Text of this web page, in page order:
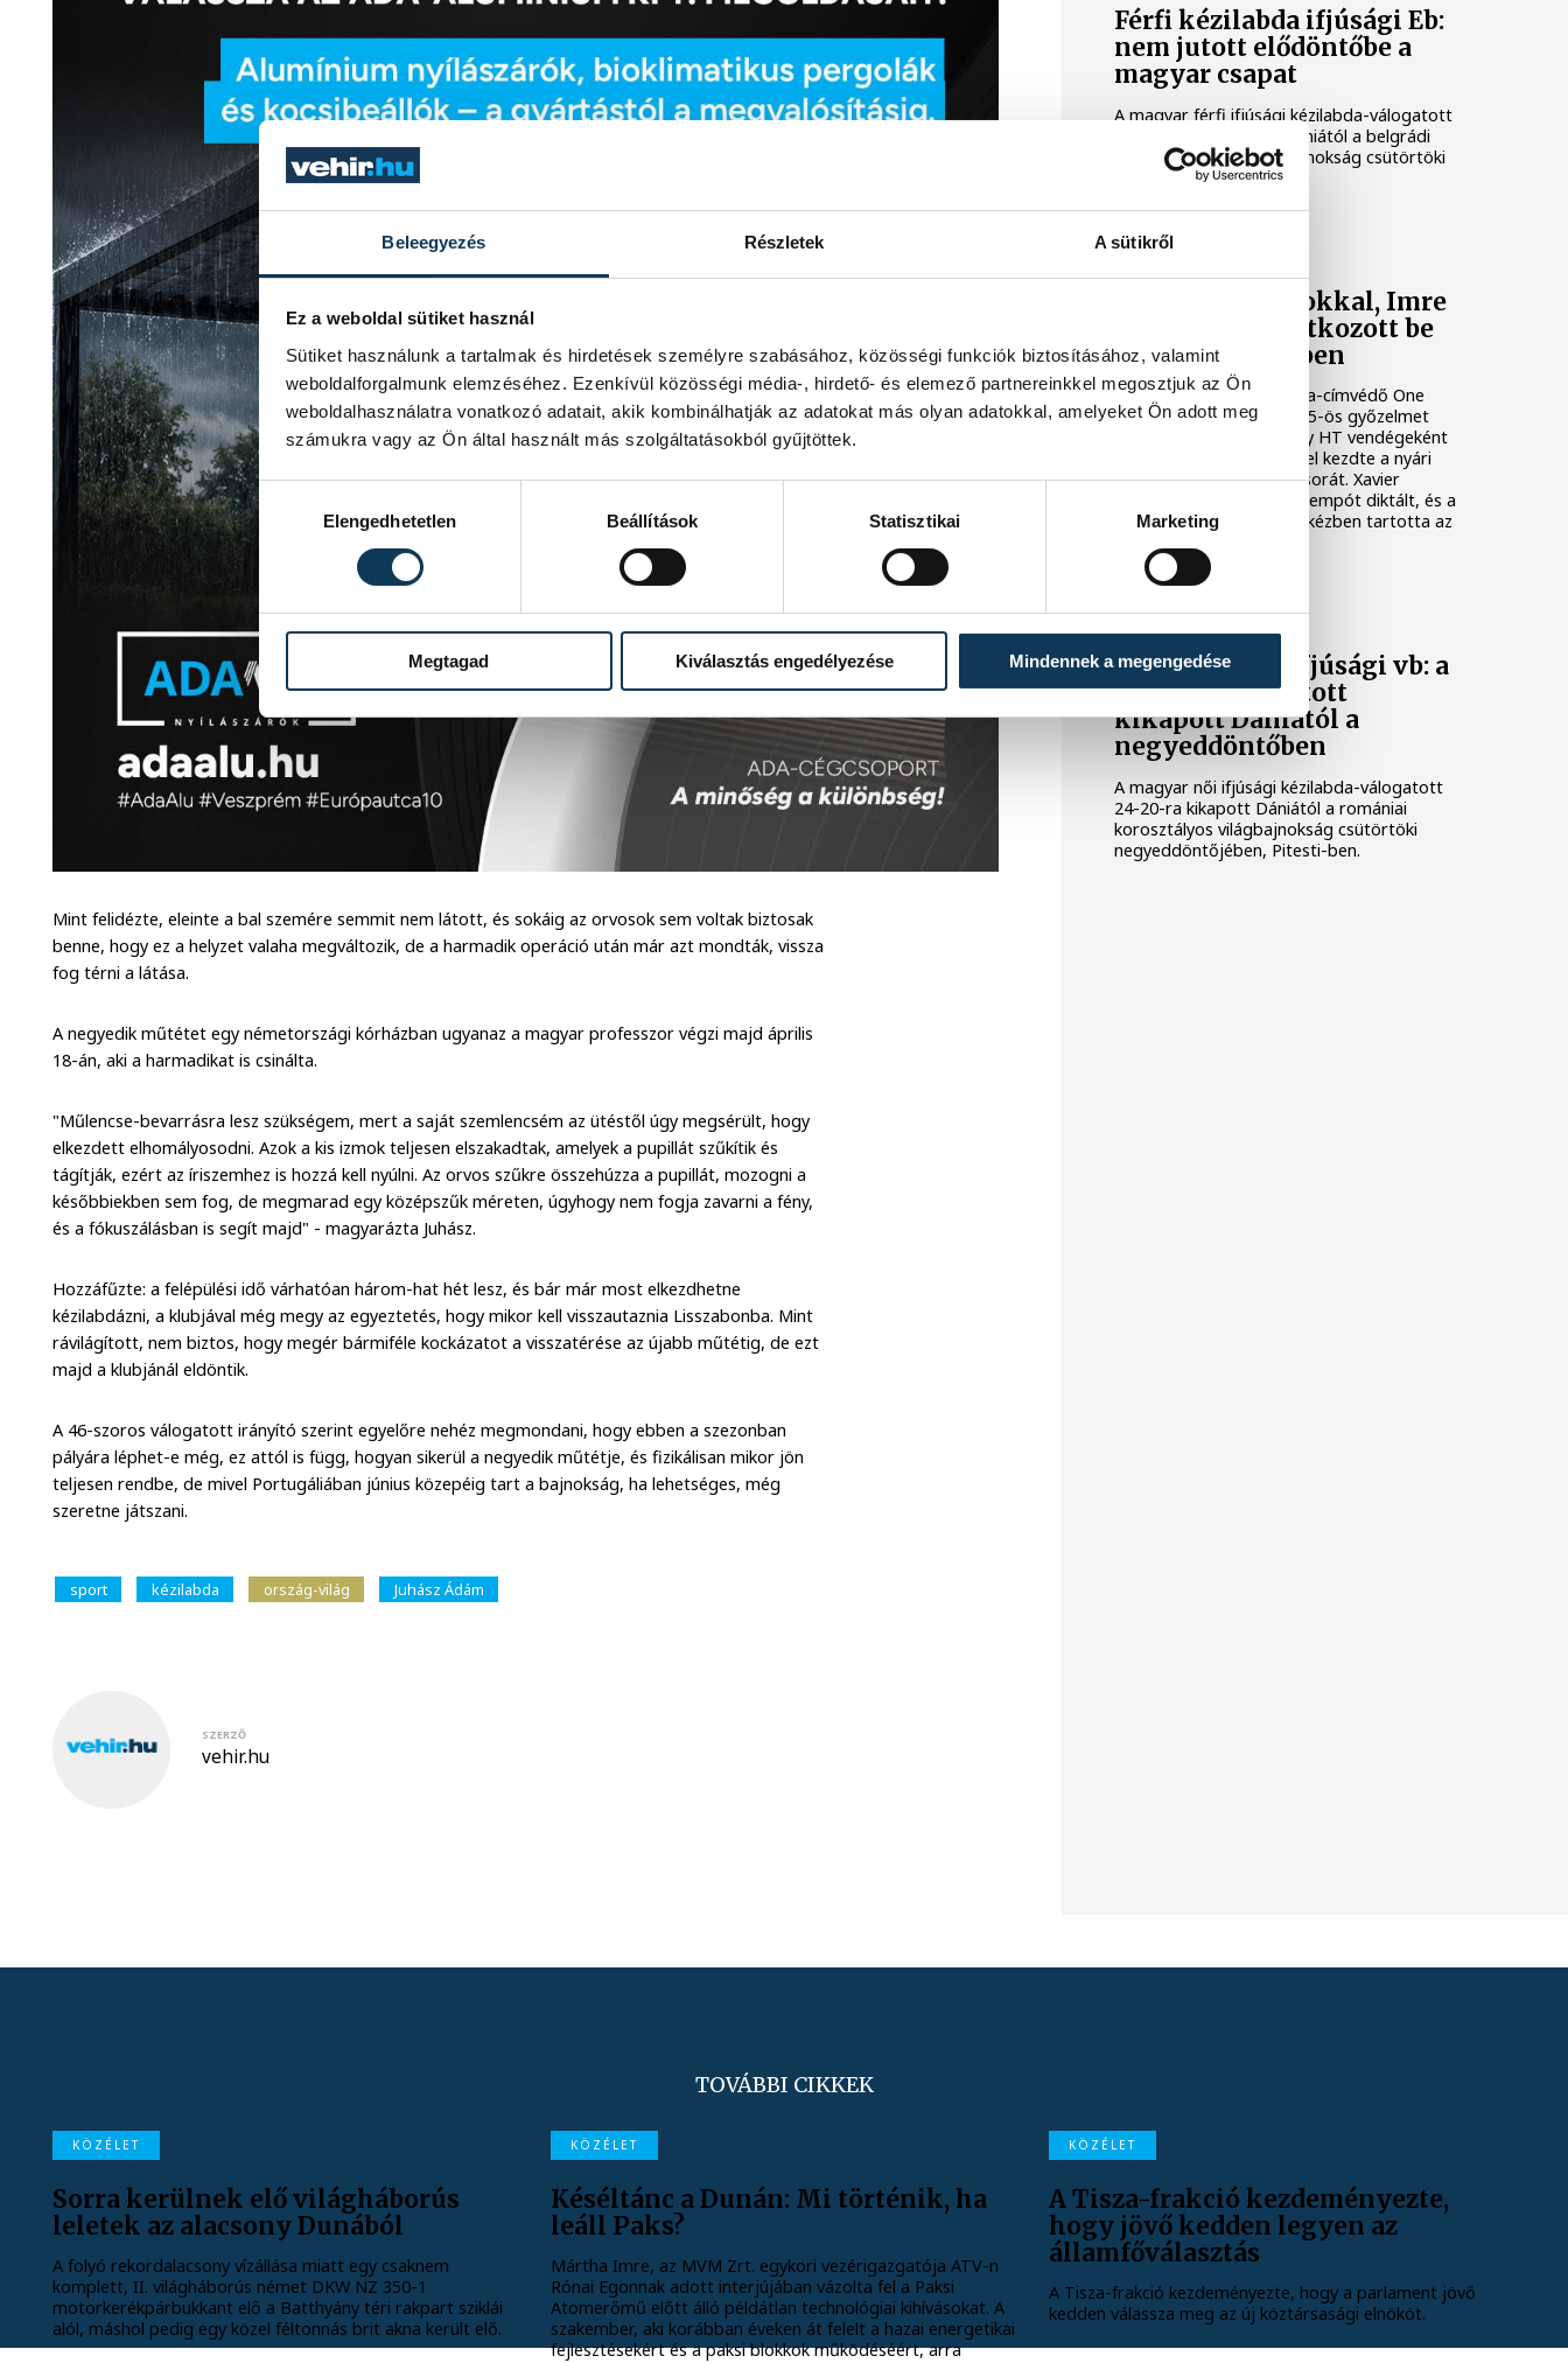
Beleegyezés Részletek A sütikről
Ez a weboldal sütiket használ
Sütiket használunk a tartalmak és hirdetések személyre szabásához, közösségi funkciók biztosításához, valamint
weboldalforgalmunk elemzéséhez. Ezenkívül közösségi média-, hirdető- és elemező partnereinkkel megosztjuk az Ön
weboldalhasználatra vonatkozó adatait, akik kombinálhatják az adatokat más olyan adatokkal, amelyeket Ön adott meg
számukra vagy az Ön által használt más szolgáltatásokból gyűjtöttek.
Hozzájárulás kiválasztása
Elengedhetetlen
Beállítások Statisztikai Marketing
Megtagad Kiválasztás engedélyezése Mindennek a megengedése
Mint felidézte, eleinte a bal szemére semmit nem látott, és sokáig az orvosok sem voltak biztosak
benne, hogy ez a helyzet valaha megváltozik, de a harmadik operáció után már azt mondták, vissza
fog térni a látása.
A negyedik műtétet egy németországi kórházban ugyanaz a magyar professzor végzi majd április
18-án, aki a harmadikat is csinálta.
"Műlencse-bevarrásra lesz szükségem, mert a saját szemlencsém az ütéstől úgy megsérült, hogy
elkezdett elhomályosodni. Azok a kis izmok teljesen elszakadtak, amelyek a pupillát szűkítik és
tágítják, ezért az íriszemhez is hozzá kell nyúlni. Az orvos szűkre összehúzza a pupillát, mozogni a
későbbiekben sem fog, de megmarad egy középszűk méreten, úgyhogy nem fogja zavarni a fény,
és a fókuszálásban is segít majd" - magyarázta Juhász.
Hozzáfűzte: a felépülési idő várhatóan három-hat hét lesz, és bár már most elkezdhetne
kézilabdázni, a klubjával még megy az egyeztetés, hogy mikor kell visszautaznia Lisszabonba. Mint
rávilágított, nem biztos, hogy megér bármiféle kockázatot a visszatérése az újabb műtétig, de ezt
majd a klubjánál eldöntik.
A 46-szoros válogatott irányító szerint egyelőre nehéz megmondani, hogy ebben a szezonban
pályára léphet-e még, ez attól is függ, hogyan sikerül a negyedik műtétje, és fizikálisan mikor jön
teljesen rendbe, de mivel Portugáliában június közepéig tart a bajnokság, ha lehetséges, még
szeretne játszani.
sport kézilabda ország-világ Juhász Ádám
SZERZŐ
vehir.hu
Férfi kézilabda ifjúsági Eb:
nem jutott elődöntőbe a
magyar csapat
A magyar férfi ifjúsági kézilabda-válogatott
32-27-re kikapott Szlovéniától a belgrádi
korosztályos Európa-bajnokság csütörtöki
negyeddöntőjében.
ONE VESZPRÉM HC
Nielsen bravúrokkal, Imre
két góllal mutatkozott be
Veszprém-mezben
A bajnoki és Magyar Kupa-címvédő One
Veszprém fölényes, 44–25-ös győzelmet
aratott az ETO University HT vendégeként
csütörtökön, ezzel sikerrel kezdte a nyári
felkészülési mérkőzések sorát. Xavier
Pascual együttese nagy tempót diktált, és a
találkozó nagy részében kézben tartotta az
Női kézilabda ifjúsági vb: a
magyar válogatott
kikapott Dániától a
negyeddöntőben
A magyar női ifjúsági kézilabda-válogatott
24-20-ra kikapott Dániától a romániai
korosztályos világbajnokság csütörtöki
negyeddöntőjében, Pitesti-ben.
TOVÁBBI CIKKEK
KÖZÉLET
Sorra kerülnek elő világháborús
leletek az alacsony Dunából
A folyó rekordalacsony vízállása miatt egy csaknem
komplett, II. világháborús német DKW NZ 350-1
motorkerékpárbukkant elő a Batthyány téri rakpart sziklái
alól, máshol pedig egy közel féltonnás brit akna került elő.
KÖZÉLET
Késéltánc a Dunán: Mi történik, ha
leáll Paks?
Mártha Imre, az MVM Zrt. egykori vezérigazgatója ATV-n
Rónai Egonnak adott interjújában vázolta fel a Paksi
Atomerőmű előtt álló példátlan technológiai kihívásokat. A
szakember, aki korábban éveken át felelt a hazai energetikai
fejlesztésekért és a paksi blokkok működéséért, arra
KÖZÉLET
A Tisza-frakció kezdeményezte,
hogy jövő kedden legyen az
államfőválasztás
A Tisza-frakció kezdeményezte, hogy a parlament jövő
kedden válassza meg az új köztársasági elnököt.